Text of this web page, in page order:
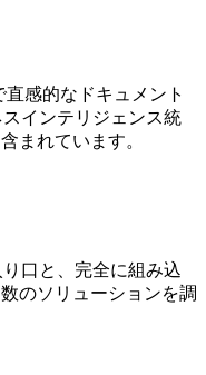
直感的なドキュメント
インテリジェンス統
まれています。
り口と、完全に組み込
のソリューションを調